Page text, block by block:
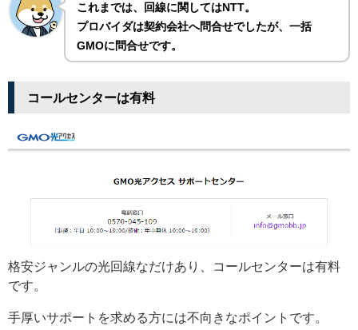
これまでは、回線に関してはNTT。
プロバイダは契約会社へ問合せでしたが、一括
GMOに問合せです。
コールセンターは有料
格安ジャンルの光回線なだけあり、コールセンターは有料
です。
手厚いサポートを求める方には不向きなポイントです。